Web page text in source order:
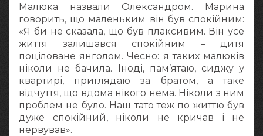
Малюка назвали Олександром. Марина
говорить, що маленьким він був спокійним:
«Я би не сказала, що був плаксивим. Він усе
життя залишався спокійним – дитя
поціловане янголом. Чесно: я таких малюків
ніколи не бачила. Іноді, пам’ятаю, сиджу у
квартирі, приглядаю за братом, а таке
відчуття, що вдома нікого нема. Ніколи з ним
проблем не було. Наш тато теж по життю був
дуже спокійний, ніколи не кричав і не
нервував».